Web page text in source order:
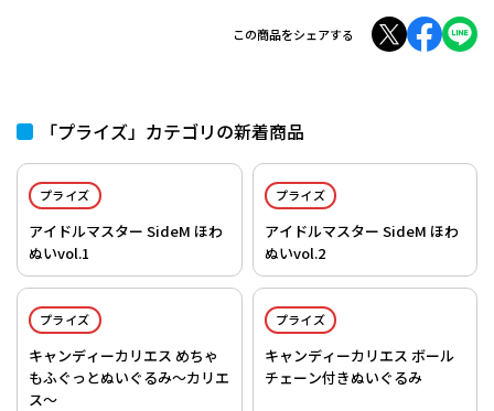
この商品をシェアする
「プライズ」カテゴリの新着商品
プライズ
アイドルマスター SideM ほわ
ぬいvol.1
プライズ
アイドルマスター SideM ほわ
ぬいvol.2
プライズ
キャンディーカリエス めちゃ
もふぐっとぬいぐるみ～カリエ
ス～
プライズ
キャンディーカリエス ボール
チェーン付きぬいぐるみ